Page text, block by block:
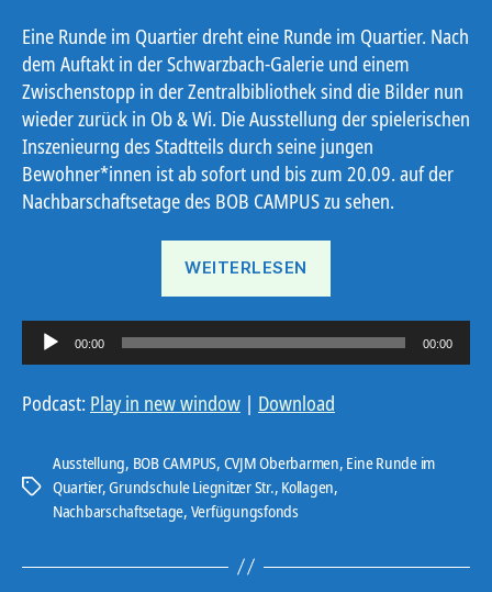
Eine Runde im Quartier dreht eine Runde im Quartier. Nach
dem Auftakt in der Schwarzbach-Galerie und einem
Zwischenstopp in der Zentralbibliothek sind die Bilder nun
wieder zurück in Ob & Wi. Die Ausstellung der spielerischen
Inszenieurng des Stadtteils durch seine jungen
Bewohner*innen ist ab sofort und bis zum 20.09. auf der
Nachbarschaftsetage des BOB CAMPUS zu sehen.
WEITERLESEN
Quartier“
u
d
-
a
00:00 00:00
Podcast: Play in new window | Download
Schlagwörter
Ausstellung, BOB CAMPUS, CVJM Oberbarmen, Eine Runde im
Quartier,Grundschule Liegnitzer Str., Kollagen,
Nachbarschaftsetage, Verfügungsfonds